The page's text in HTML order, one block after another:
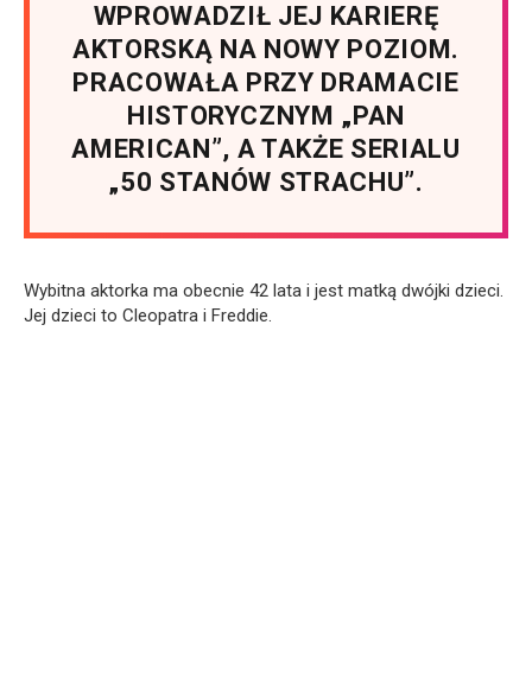
WPROWADZIŁ JEJ KARIERĘ
AKTORSKĄ NA NOWY POZIOM.
PRACOWAŁA PRZY DRAMACIE
HISTORYCZNYM „PAN
AMERICAN”, A TAKŻE SERIALU
„50 STANÓW STRACHU”.
Wybitna aktorka ma obecnie 42 lata i jest matką dwójki dzieci.
Jej dzieci to Cleopatra i Freddie.